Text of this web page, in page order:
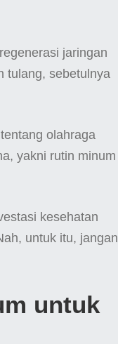
jaringan
tulang, sebetulnya
olahraga
yakni rutin minum
kesehatan
untuk itu, jangan
untuk